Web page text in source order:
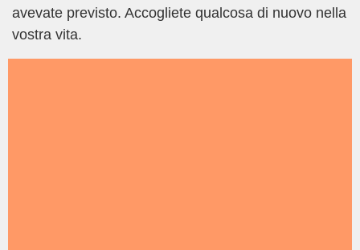
avevate previsto. Accogliete qualcosa di nuovo nella
vostra vita.